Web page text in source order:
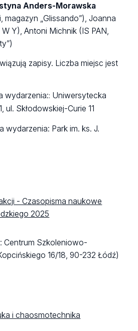
Anders-Morawska
magazyn „Glissando”), Joanna
Y), Antoni Michnik (IS PAN,
zapisy. Liczba miejsc jest
wydarzenia:: Uniwersytecka
ul. Skłodowskiej-Curie 11
wydarzenia: Park im. ks. J.
- Czasopisma naukowe
2025
Centrum Szkoleniowo-
16/18, 90-232 Łódź)
i chaosmotechnika